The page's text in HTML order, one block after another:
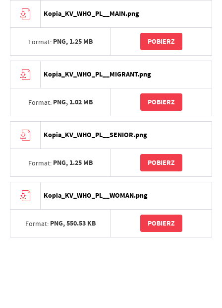
Kopia_KV_WHO_PL__MAIN.png
Format: PNG, 1.25 MB POBIERZ
Kopia_KV_WHO_PL__MIGRANT.png
Format: PNG, 1.02 MB POBIERZ
Kopia_KV_WHO_PL__SENIOR.png
Format: PNG, 1.25 MB POBIERZ
Kopia_KV_WHO_PL__WOMAN.png
Format: PNG,550.53 KB POBIERZ